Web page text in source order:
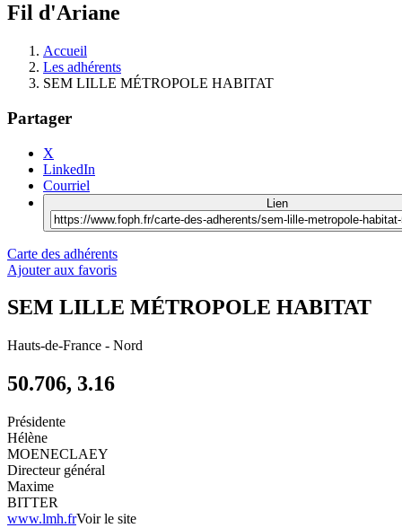
Fil d'Ariane
Accueil
Les adhérents
SEM LILLE MÉTROPOLE HABITAT
Partager
X
LinkedIn
Courriel
Lien
Carte des adhérents
Ajouter aux favoris
SEM LILLE MÉTROPOLE HABITAT
Hauts-de-France - Nord
50.706, 3.16
Présidente
Hélène
MOENECLAEY
Directeur général
Maxime
BITTER
www.lmh.frVoir le site